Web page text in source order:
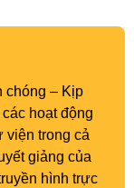
chóng – Kịp
hoạt động
viện trong cả
giảng của
hình trực